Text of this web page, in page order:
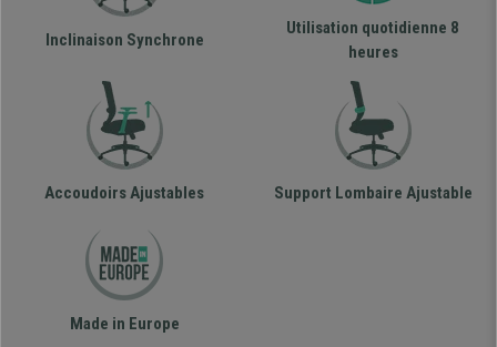
Inclinaison Synchrone
Utilisation quotidienne 8
heures
Accoudoirs Ajustables Support Lombaire Ajustable
Made in Europe